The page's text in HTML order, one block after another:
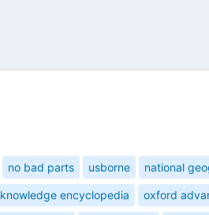
no bad parts usborne national
knowledge encyclopedia oxford